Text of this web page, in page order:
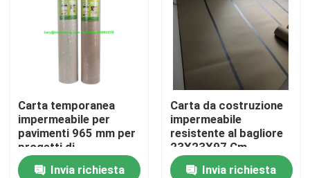
Prodotti
Circa noi
Carta temporanea
impermeabile per
pavimenti 965 mm per
progetti di
costruzione
Invia richiesta
Carta da costruzione
impermeabile
resistente al bagliore
23X23X97 Cm
Invia richiesta